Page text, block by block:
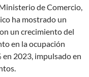
de Comercio,
ha mostrado un
un crecimiento del
en la ocupación
en 2023, impulsado en